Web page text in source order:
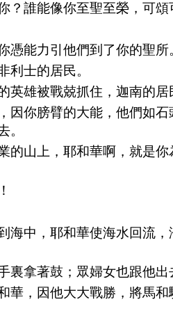
？誰能像你至聖至榮，可頌
憑能力引他們到了你的聖所
利士的居民。
英雄被戰兢抓住，迦南的居
因你膀臂的大能，他們如
。
的山上，耶和華啊，就是
海中，耶和華使海水回流，
裏拿著鼓；眾婦女也跟他出
華，因他大大戰勝，將馬和